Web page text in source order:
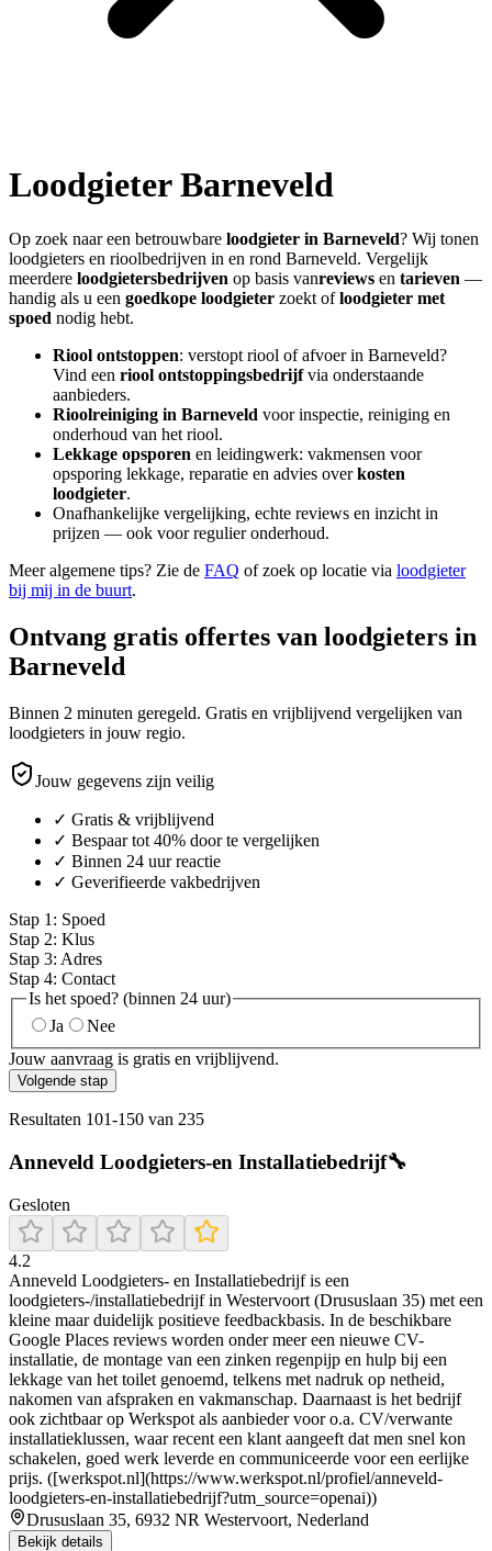
LoodgieterBarneveld
Op zoek naar een betrouwbare loodgieter in Barneveld? Wij tonen
loodgieters en rioolbedrijven in en rond Barneveld. Vergelijk
meerdere loodgietersbedrijven op basis vanreviews en tarieven —
handig als u een goedkope loodgieter zoekt ofloodgieter met
spoed nodig hebt.
Riool ontstoppen: verstopt riool of afvoer in Barneveld?
Vind een riool ontstoppingsbedrijfvia onderstaande
aanbieders.
Rioolreiniging in Barneveld voor inspectie, reiniging en
onderhoud van het riool.
Lekkage opsporen en leidingwerk: vakmensen voor
opsporing lekkage, reparatie en advies overkosten
loodgieter.
Onafhankelijke vergelijking, echte reviews en inzicht in
prijzen — ook voor regulier onderhoud.
Meer algemene tips? Zie de FAQ of zoek op locatie via loodgieter
bij mij in de buurt.
Ontvang gratis offertes van loodgieters in
Barneveld
Binnen 2 minuten geregeld. Gratis en vrijblijvend vergelijken van
loodgieters in jouw regio.
Jouw gegevens zijn veilig
✓ Gratis & vrijblijvend
✓ Bespaar tot 40% door te vergelijken
✓ Binnen 24 uur reactie
✓ Geverifieerde vakbedrijven
Stap 1 : Spoed
Stap 2: Klus
Stap 3: Adres
Stap 4: Contact
Is het spoed? (binnen 24 uur)
Ja
Nee
Jouw aanvraag is gratis en vrijblijvend.
Volgende stap
Resultaten 101-150 van 235
Anneveld Loodgieters-en Installatiebedrijf🔧
Gesloten
4.2
Anneveld Loodgieters- en Installatiebedrijf is een
loodgieters-/installatiebedrijf in Westervoort (Drususlaan 35) met een
kleine maar duidelijk positieve feedbackbasis. In de beschikbare
Google Places reviews worden onder meer een nieuwe CV-
installatie, de montage van een zinken regenpijp en hulp bij een
lekkage van het toilet genoemd, telkens met nadruk op netheid,
nakomen van afspraken en vakmanschap. Daarnaast is het bedrijf
ook zichtbaar op Werkspot als aanbieder voor o.a. CV/verwante
installatieklussen, waar recent een klant aangeeft dat men snel kon
schakelen, goed werk leverde en communiceerde voor een eerlijke
prijs. ([werkspot.nl](https://www.werkspot.nl/profiel/anneveld-
loodgieters-en-installatiebedrijf?utm_source=openai))
Drususlaan 35, 6932 NR Westervoort, Nederland
Bekijk details